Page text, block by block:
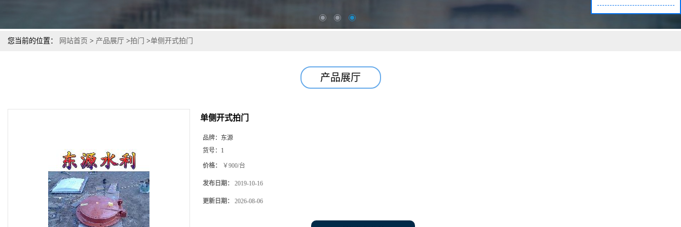
您当前的位置： 网站首页 > 产品展厅 >拍门 >单侧开式拍门
产品展厅
单侧开式拍门
品牌： 东源
货号： 1
价格： ￥900/台
发布日期： 2019-10-16
更新日期： 2026-08-06